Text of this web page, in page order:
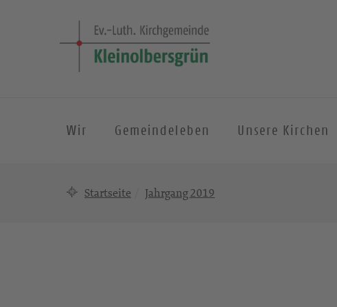
Wir Gemeindeleben Unsere Kirchen
Startseite Jahrgang 2019